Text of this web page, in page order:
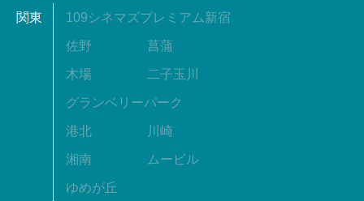
関東 109シネマズプレミアム新宿
佐野 菖蒲
木場 二子玉川
グランベリーパーク
港北 川崎
湘南 ムービル
ゆめが丘